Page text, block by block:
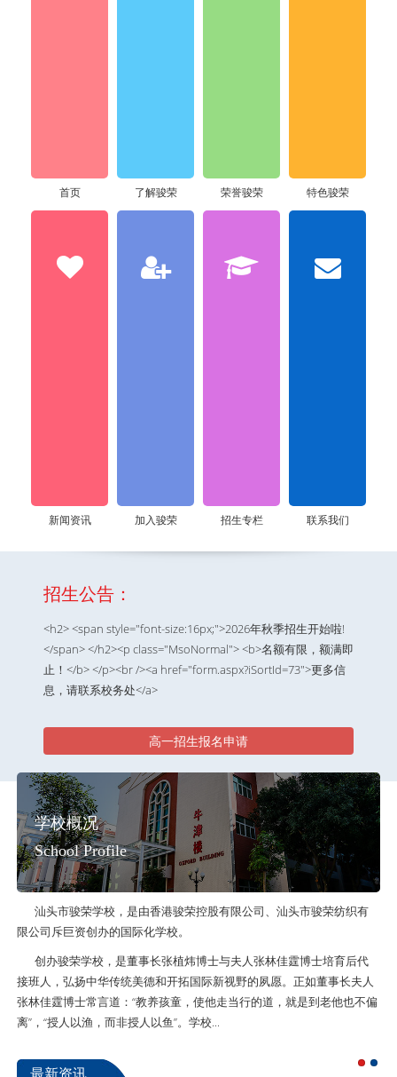
首页 了解骏荣 荣誉骏荣 特色骏荣
新闻资讯 加入骏荣 招生专栏 联系我们
招生公告：
<h2> <span style="font-size:16px;">2026年秋季招生开始啦!
</span> </h2><p class="MsoNormal"> <b>名额有限，额满即
止！</b> </p><br /><a href="form.aspx?iSortId=73">更多信
息，请联系校务处</a>
高一招生报名申请
学校概况
School Profile
汕头市骏荣学校，是由香港骏荣控股有限公司、汕头市骏荣纺织有
限公司斥巨资创办的国际化学校。
创办骏荣学校，是董事长张植炜博士与夫人张林佳霆博士培育后代
接班人，弘扬中华传统美德和开拓国际新视野的夙愿。正如董事长夫人
张林佳霆博士常言道：“教养孩童，使他走当行的道，就是到老他也不偏
离”，“授人以渔，而非授人以鱼”。学校...
最新资讯